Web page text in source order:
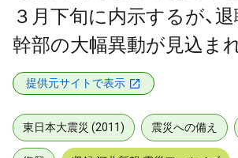
３月下旬に内示するが、
幹部の大幅異動が見込ま
提供元サイトで表示
東日本大震災 (2011) 震災への備え